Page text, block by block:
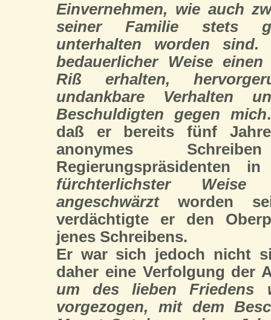
Einvernehmen, wie auch
seiner Familie stets
unterhalten worden
bedauerlicher Weise
Riß erhalten,
undankbare Verhalten
Beschuldigten gegen mich
daß er bereits fünf
anonymes
Regierungspräsidenten
fürchterlichster
angeschwärztworden
verdächtigte er den
jenes Schreibens.
Er war sich jedoch nicht
daher eine Verfolgung der
um des lieben Friedens
vorgezogen, mit dem